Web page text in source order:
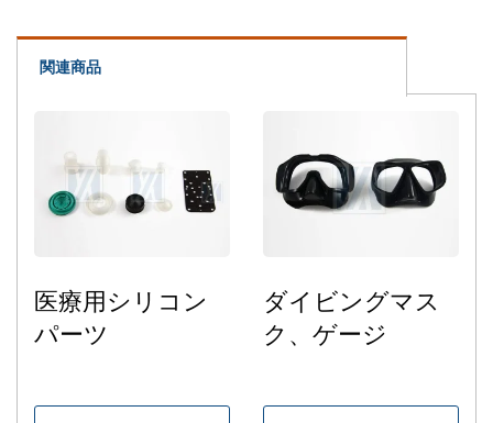
関連商品
医療用シリコン
パーツ
ダイビングマス
ク、ゲージ